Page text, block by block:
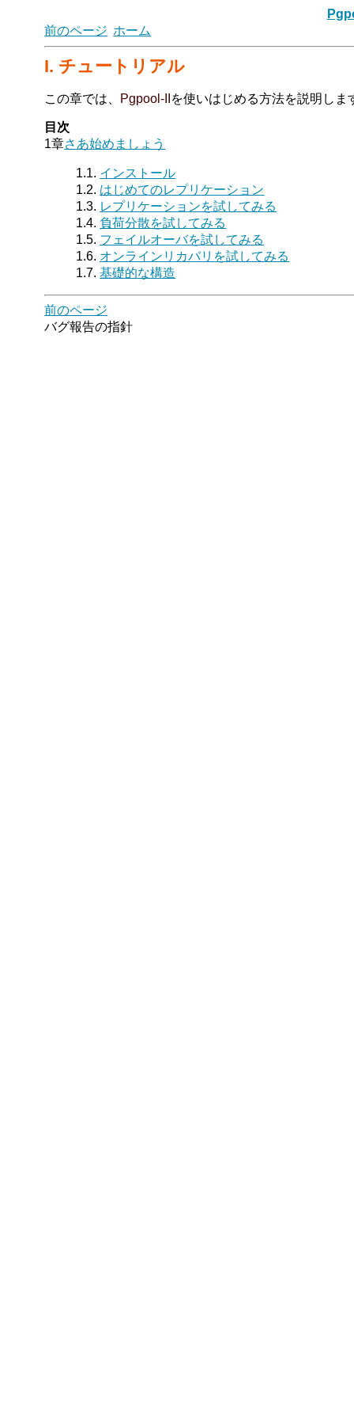
前のページ ホーム
I. チュートリアル
この章では、 Pgpool-II を使いはじめる方法を説明しま
目次
1章さあ始めましょう
1.1. インストール
1.2. はじめてのレプリケーション
1.3. レプリケーションを試してみる
1.4. 負荷分散を試してみる
1.5. フェイルオーバを試してみる
1.6. オンラインリカバリを試してみる
1.7.基礎的な構造
前のページ
バグ報告の指針